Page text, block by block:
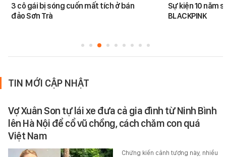
3 cô gái bị sóng cuốn mất tích ở bán
đảo Sơn Trà
Sự kiện 10 năm
BLACKPINK
TIN MỚI CẬP NHẬT
Vợ Xuân Son tự lái xe đưa cả gia đình từ Ninh Bình
lên Hà Nội để cổ vũ chồng, cách chăm con quá
Việt Nam
Chứng kiến cảnh tượng này, nhiều